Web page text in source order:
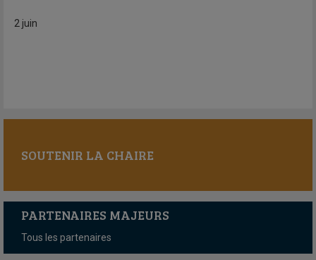
2 juin
SOUTENIR LA CHAIRE
PARTENAIRES MAJEURS
Tous les partenaires